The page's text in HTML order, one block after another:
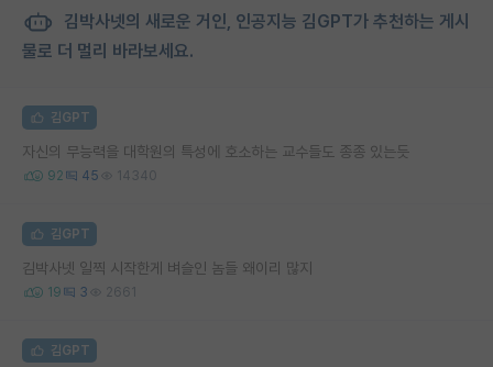
김박사넷의 새로운 거인, 인공지능 김GPT가 추천하는 게시
물로 더 멀리 바라보세요.
김GPT
자신의 무능력을 대학원의 특성에 호소하는 교수들도 종종 있는듯
92 45 14340
김GPT
김박사넷 일찍 시작한게 벼슬인 놈들 왜이리 많지
19 3 2661
김GPT